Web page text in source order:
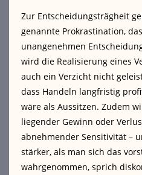
Zur Entscheidungsträgheit
genannte Prokrastination,
unangenehmen
wird die Realisierung eines
auch ein Verzicht nicht
dass Handeln langfristig
wäre als Aussitzen. Zudem
liegender Gewinn oder
abnehmender Sensitivität –
stärker, als man sich das
wahrgenommen, sprich